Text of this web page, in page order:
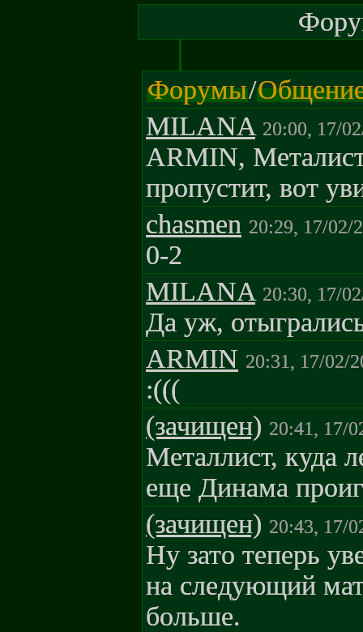
Форумы/
MILANA 20:00, 17/
ARMIN,
пропустит, вот
chasmen 20:29, 17/02/
0-2
MILANA 20:30, 17/
Да уж,
ARMIN 20:31, 17/02/
:(((
(зачищен) 20:41, 17/
Металлист, куда
еще Динама
(зачищен) 20:43, 17/
Ну зато теперь
на следующий
больше.